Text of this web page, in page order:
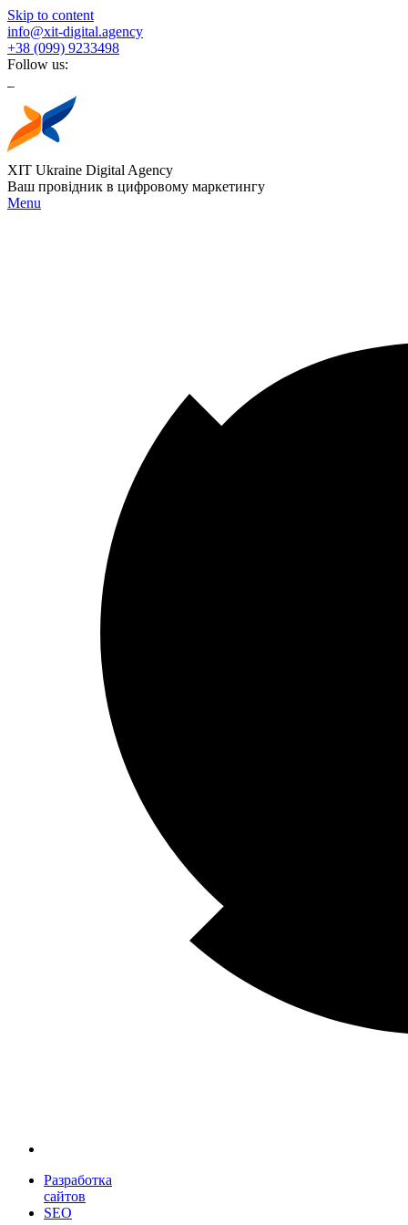
Skip to content
info@xit-digital.agency
+38 (099) 9233498
Follow us:
XIT Ukraine Digital Agency
Ваш провідник в цифровому маркетингу
Menu
Разработка
сайтов
SEO